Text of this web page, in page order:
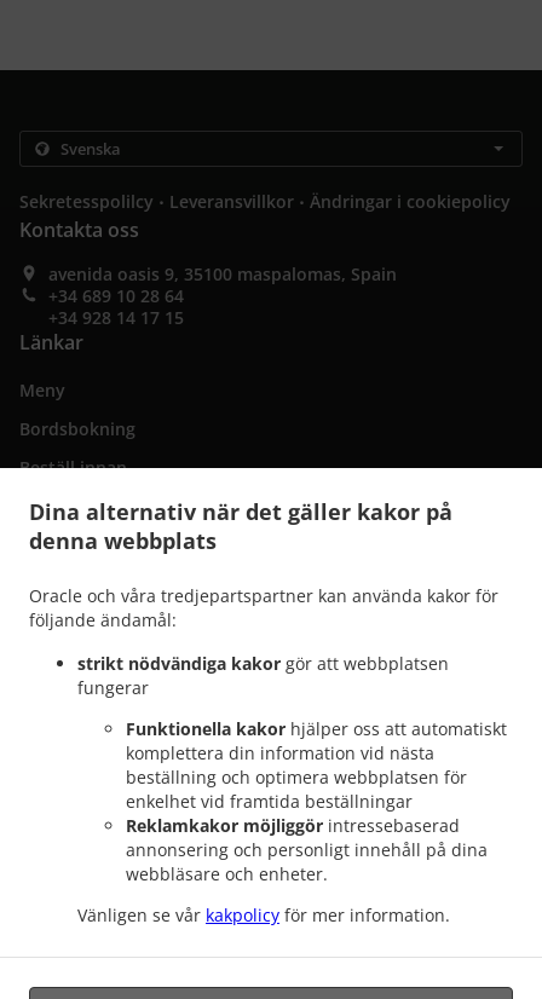
Dina alternativ när det gäller kakor på
denna webbplats
Oracle och våra tredjepartspartner kan använda kakor för
följande ändamål:
strikt nödvändiga kakor gör att webbplatsen
fungerar
Funktionella kakor hjälper oss att automatiskt
komplettera din information vid nästa
beställning och optimera webbplatsen för
enkelhet vid framtida beställningar
Reklamkakor möjliggör intressebaserad
annonsering och personligt innehåll på dina
webbläsare och enheter.
Vänligen se vår kakpolicy för mer information.
Sekretesspolilcy . Leveransvillkor . Ändringar i cookiepolicy
Kontakta oss
avenida oasis 9, 35100 maspalomas, Spain
+34 689 10 28 64
+34 928 14 17 15
Länkar
Meny
Bordsbokning
Beställ innan
Kontakta oss
Italiensk matleverans San Bartolomé de Tirajana . Italiensk matleverans Maspalomas
Playa del Inglés
. Italiensk matleverans Maspalomas San Fernando
matleverans Maspalomas Campo Internacional
Italiensk matleverans Maspalomas
Meloneras . Italiensk matleverans Maspalomas San Agustín
Italiensk matleverans Maspalomas Sonnenland . Italiensk matleverans Maspalomas
Italiensk matleverans El Tablero
. Italiensk matleverans Lomo Gordo .
matleverans Montaña la Data
Italiensk matleverans El Salobre
. Italiensk matleverans Montaña Blanca
matleverans Mogán
. Italiensk matleverans Bahía Feliz
Italiensk matleverans Ayagaures .
Espinos . Italiensk matleverans El Horno . Takeaway matleverans